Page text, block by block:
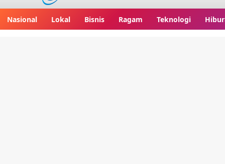
Nasional Lokal Bisnis Ragam Teknologi